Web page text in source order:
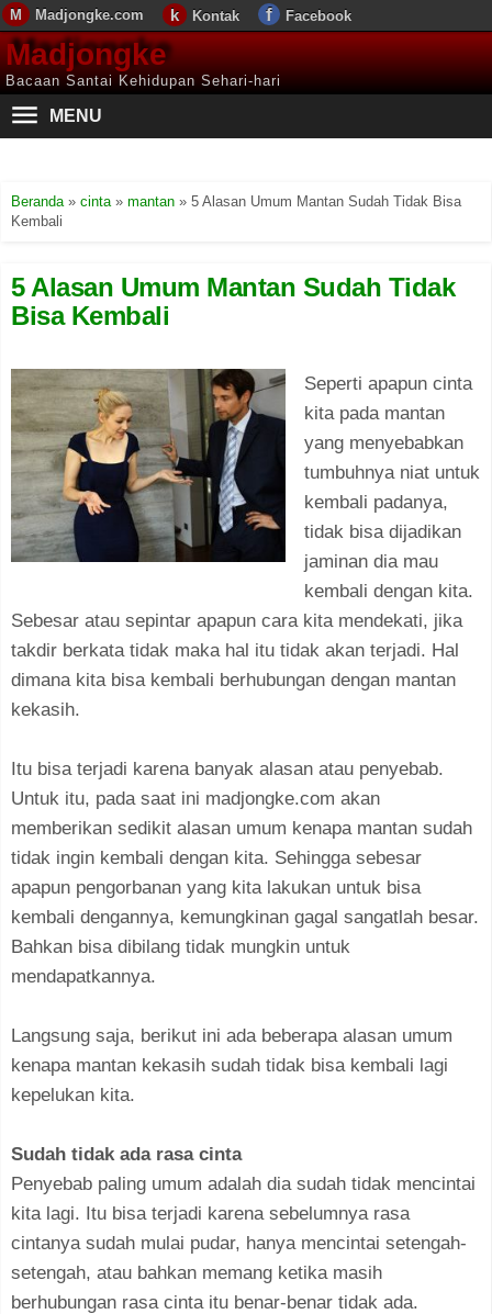
Madjongke.com Kontak Facebook
Madjongke
Bacaan Santai Kehidupan Sehari-hari
MENU
Beranda» cinta» mantan » 5 Alasan Umum Mantan Sudah Tidak Bisa
Kembali
5 Alasan Umum Mantan Sudah Tidak
Bisa Kembali
Seperti apapun cinta
kita pada mantan
yang menyebabkan
tumbuhnya niat untuk
kembali padanya,
tidak bisa dijadikan
jaminan dia mau
kembali dengan kita.
Sebesar atau sepintar apapun cara kita mendekati, jika
takdir berkata tidak maka hal itu tidak akan terjadi. Hal
dimana kita bisa kembali berhubungan dengan mantan
kekasih.
Itu bisa terjadi karena banyak alasan atau penyebab.
Untuk itu, pada saat ini madjongke.com akan
memberikan sedikit alasan umum kenapa mantan sudah
tidak ingin kembali dengan kita. Sehingga sebesar
apapun pengorbanan yang kita lakukan untuk bisa
kembali dengannya, kemungkinan gagal sangatlah besar.
Bahkan bisa dibilang tidak mungkin untuk
mendapatkannya.
Langsung saja, berikut ini ada beberapa alasan umum
kenapa mantan kekasih sudah tidak bisa kembali lagi
kepelukan kita.
Sudah tidak ada rasa cinta
Penyebab paling umum adalah dia sudah tidak mencintai
kita lagi. Itu bisa terjadi karena sebelumnya rasa
cintanya sudah mulai pudar, hanya mencintai setengah-
setengah, atau bahkan memang ketika masih
berhubungan rasa cinta itu benar-benar tidak ada.